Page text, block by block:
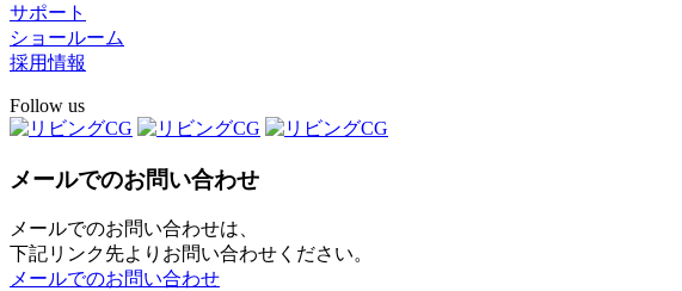
サポート
ショールーム
採用情報
Follow us
メールでのお問い合わせ
メールでのお問い合わせは、
下記リンク先よりお問い合わせください。
メールでのお問い合わせ